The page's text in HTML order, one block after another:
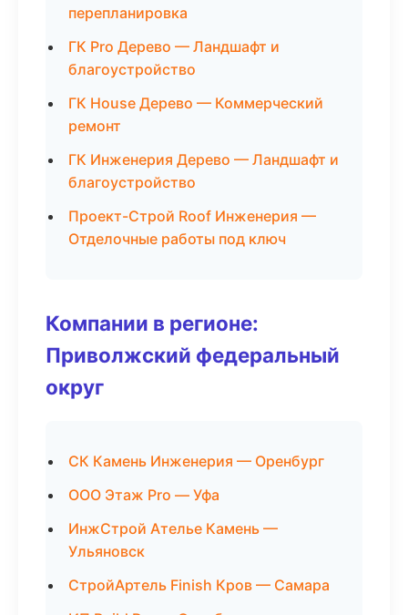
перепланировка
ГК Pro Дерево — Ландшафт и
благоустройство
ГК House Дерево — Коммерческий
ремонт
ГК Инженерия Дерево — Ландшафт и
благоустройство
Проект-Строй Roof Инженерия —
Отделочные работы под ключ
Компании в регионе:
Приволжский федеральный
округ
СК Камень Инженерия — Оренбург
ООО Этаж Pro — Уфа
ИнжСтрой Ателье Камень —
Ульяновск
СтройАртель Finish Кров — Самара